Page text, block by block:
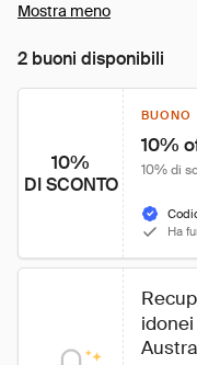
Mostra meno
2 buoni disponibili
10%
DI SCONTO
BUONO
10%
10% di
Ha